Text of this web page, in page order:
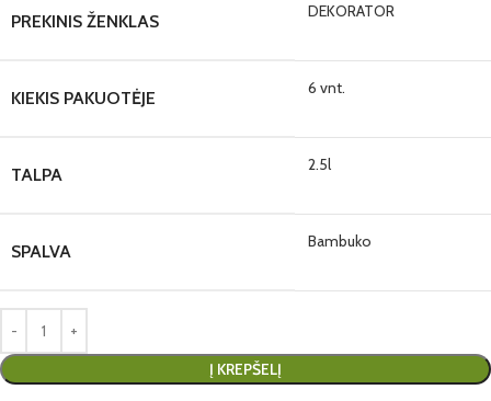
PREKINIS ŽENKLAS DEKORATOR
KIEKIS PAKUOTĖJE 6 vnt.
TALPA 2.5l
SPALVA Bambuko
Į KREPŠELĮ